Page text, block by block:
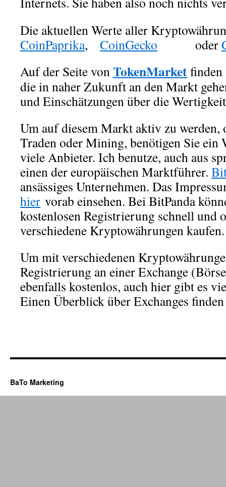
Die aktuellen Werte aller
CoinPaprika, CoinGecko oder
Auf der Seite vonTokenMarket
die in naher Zukunft an den Markt
und Einschätzungen über die
Um auf diesem Markt aktiv zu werden,
Traden oder Mining, benötigen Sie ein
viele Anbieter. Ich benutze, auch aus
einen der europäischen Marktführer.
ansässiges Unternehmen. Das
hier vorab einsehen. Bei BitPanda
kostenlosen Registrierung schnell und
verschiedene Kryptowährungen kaufen.
Um mit verschiedenen
Registrierung an einer Exchange
ebenfalls kostenlos, auch hier gibt es
Einen Überblick über Exchanges
BaTo Marketing